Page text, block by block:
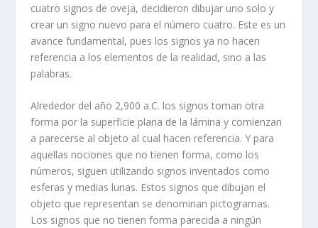
cuatro signos de oveja, decidieron dibujar uno solo y
crear un signo nuevo para el número cuatro. Este es un
avance fundamental, pues los signos ya no hacen
referencia a los elementos de la realidad, sino a las
palabras.
Alrededor del año 2,900 a.C. los signos toman otra
forma por la superficie plana de la lámina y comienzan
a parecerse al objeto al cual hacen referencia. Y para
aquellas nociones que no tienen forma, como los
números, siguen utilizando signos inventados como
esferas y medias lunas. Estos signos que dibujan el
objeto que representan se denominan pictogramas.
Los signos que no tienen forma parecida a ningún